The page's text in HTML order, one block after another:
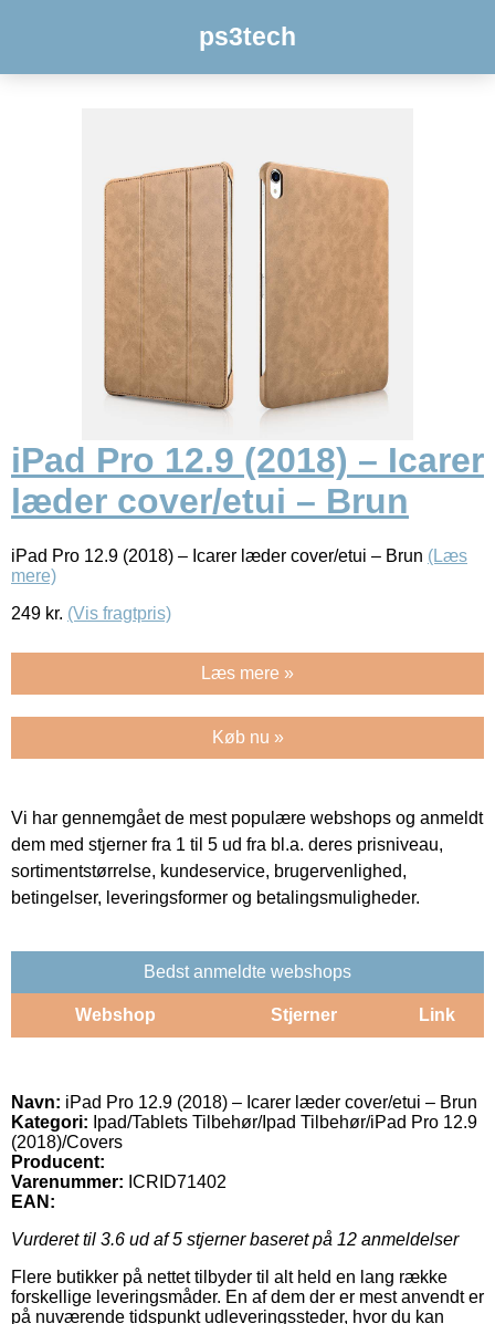
ps3tech
iPad Pro 12.9 (2018) – Icarer
læder cover/etui – Brun
iPad Pro 12.9 (2018) – Icarer læder cover/etui – Brun (Læs
mere)
249 kr. (Vis fragtpris)
Læs mere »
Køb nu »
Vi har gennemgået de mest populære webshops og anmeldt
dem med stjerner fra 1 til 5 ud fra bl.a. deres prisniveau,
sortimentstørrelse, kundeservice, brugervenlighed,
betingelser, leveringsformer og betalingsmuligheder.
Bedst anmeldte webshops
Webshop Stjerner Link
Navn: iPad Pro 12.9 (2018) – Icarer læder cover/etui – Brun
Kategori: Ipad/Tablets Tilbehør/Ipad Tilbehør/iPad Pro 12.9
(2018)/Covers
Producent:
Varenummer: ICRID71402
EAN:
Vurderet til 3.6 ud af 5 stjerner baseret på 12 anmeldelser
Flere butikker på nettet tilbyder til alt held en lang række
forskellige leveringsmåder. En af dem der er mest anvendt er
på nuværende tidspunkt udleveringssteder, hvor du kan